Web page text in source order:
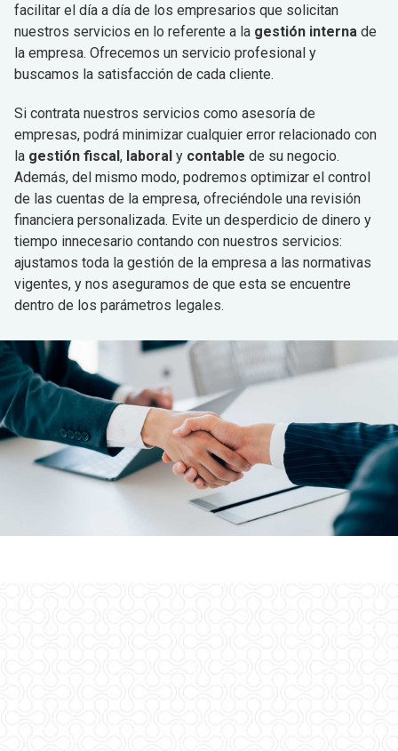
facilitar el día a día de los empresarios que solicitan
nuestros servicios en lo referente a la gestión interna de
la empresa. Ofrecemos un servicio profesional y
buscamos la satisfacción de cada cliente.
Si contrata nuestros servicios como asesoría de
empresas, podrá minimizar cualquier error relacionado con
la gestión fiscal, laboral y contable de su negocio.
Además, del mismo modo, podremos optimizar el control
de las cuentas de la empresa, ofreciéndole una revisión
financiera personalizada. Evite un desperdicio de dinero y
tiempo innecesario contando con nuestros servicios:
ajustamos toda la gestión de la empresa a las normativas
vigentes, y nos aseguramos de que esta se encuentre
dentro de los parámetros legales.